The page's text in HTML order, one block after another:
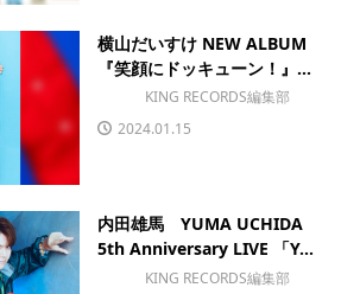
横山だいすけ NEW ALBUM
『笑顔にドッキューン！』...
KING RECORDS編集部
2024.01.15
内田雄馬 YUMA UCHIDA
5th Anniversary LIVE 「Y...
KING RECORDS編集部